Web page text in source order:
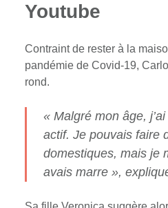
Youtube
Contraint de rester à la
pandémie de Covid-19,
rond.
« Malgré mon âge,
actif. Je pouvais faire
domestiques, mais je
avais marre »,